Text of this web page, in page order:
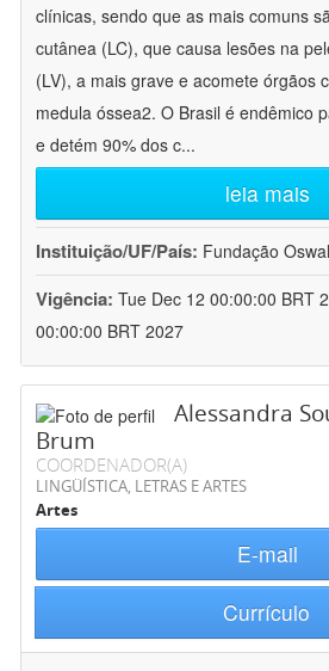
clínicas, sendo que as mais comuns
cutânea (LC), que causa lesões na
(LV), a mais grave e acomete órgãos
medula óssea2. O Brasil é endêmico
e detém 90% dos c...
leia mais
Instituição/UF/País: Fundação
Vigência: Tue Dec 12 00:00:00 BRT
00:00:00 BRT 2027
Alessandra
Brum
COORDENADOR(A)
LINGÜÍSTICA, LETRAS E ARTES
Artes
E-mail
Currículo